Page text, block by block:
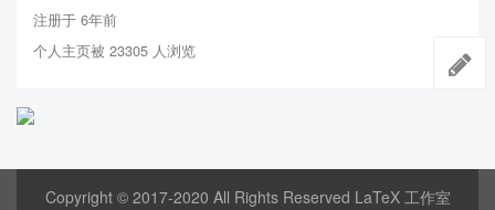
注册于 6年前
个人主页被 23305 人浏览
Copyright © 2017-2020 All Rights Reserved LaTeX 工作室